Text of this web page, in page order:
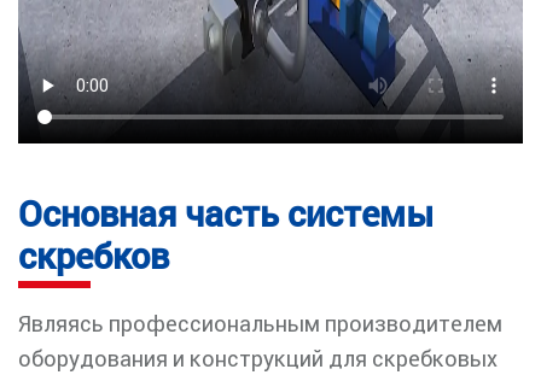
Основная часть системы
скребков
Являясь профессиональным производителем
оборудования и конструкций для скребковых